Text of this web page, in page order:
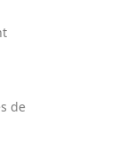
de